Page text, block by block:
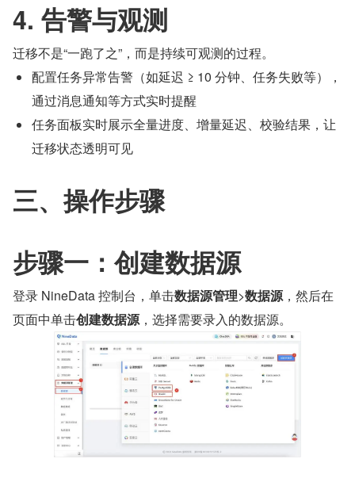
4. 告警与观测
迁移不是“一跑了之”，而是持续可观测的过程。
配置任务异常告警（如延迟 ≥ 10 分钟、任务失败等），
通过消息通知等方式实时提醒
任务面板实时展示全量进度、增量延迟、校验结果，让
迁移状态透明可见
三、操作步骤
步骤一：创建数据源
登录 NineData 控制台，单击数据源管理>数据源，然后在
页面中单击创建数据源，选择需要录入的数据源。